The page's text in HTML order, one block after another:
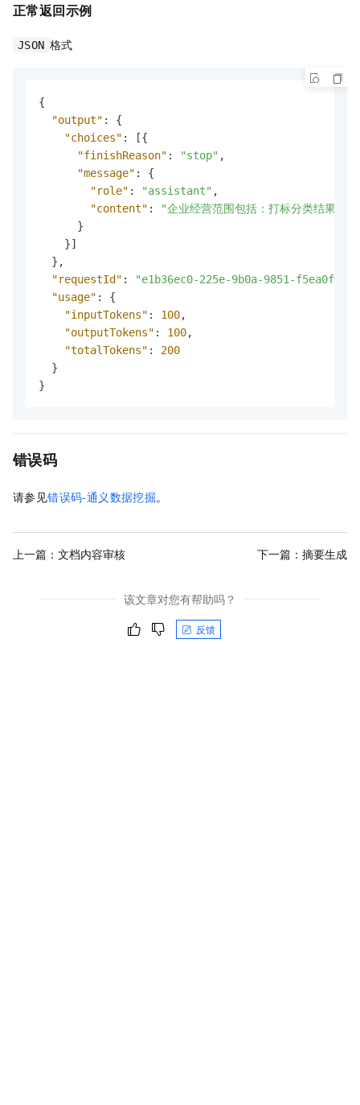
正常返回示例
JSON 格式
{
"output" :
{
"choices" : [{
"finishReason" : "stop" ,
"message" :
{
"role" : "assistant" ,
"content" :
"企业经营范围包括：打标分类结果。"
}
}]
} ,
"requestId" :
"e1b36ec0-225e-9b0a-9851-
"usage" :
{
"inputTokens" : 100,
"outputTokens" : 100,
"totalTokens" :
200
}
}
错误码
请参见错误码-通义数据挖掘。
上一篇： 文档内容审核 下一篇： 摘要生成
该文章对您有帮助吗？
反馈